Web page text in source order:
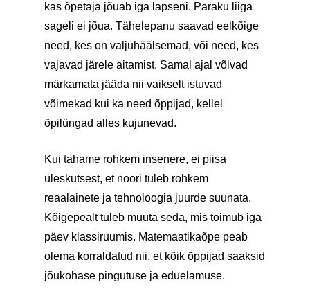
kas õpetaja jõuab iga lapseni. Paraku liiga
sageli ei jõua. Tähelepanu saavad eelkõige
need, kes on valjuhäälsemad, või need, kes
vajavad järele aitamist. Samal ajal võivad
märkamata jääda nii vaikselt istuvad
võimekad kui ka need õppijad, kellel
õpilüngad alles kujunevad.
Kui tahame rohkem insenere, ei piisa
üleskutsest, et noori tuleb rohkem
reaalainete ja tehnoloogia juurde suunata.
Kõigepealt tuleb muuta seda, mis toimub iga
päev klassiruumis. Matemaatikaõpe peab
olema korraldatud nii, et kõik õppijad saaksid
jõukohase pingutuse ja eduelamuse.